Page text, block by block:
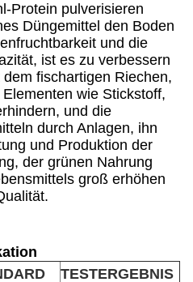
Protein pulverisieren
Düngemittel den Boden
und die
ist es zu verbessern
fischartigen Riechen,
wie Stickstoff,
und die
durch Anlagen, ihn
und Produktion der
der grünen Nahrung
groß erhöhen
TESTERGEBNIS